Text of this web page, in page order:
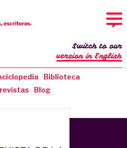
Biblioteca
Blog
Switch to our
version in English